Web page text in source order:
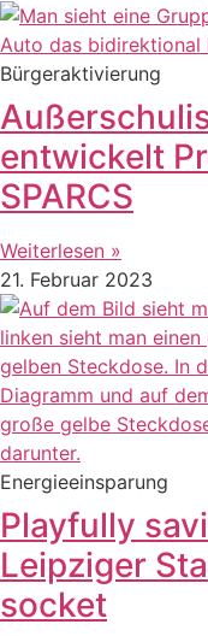
Bürgeraktivierung
entwickelt
SPARCS
Weiterlesen »
21. Februar 2023
Energieeinsparung
Playfully
Leipziger
socket